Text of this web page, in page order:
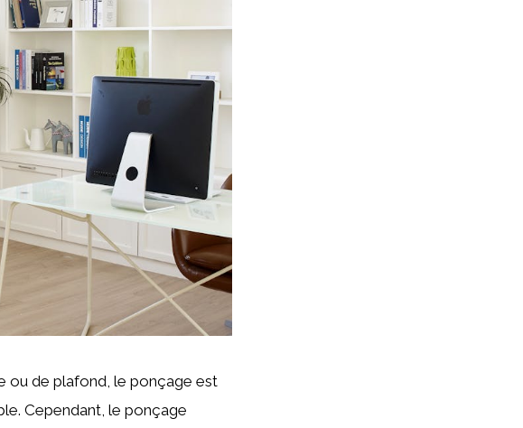
ou de plafond, le ponçage est
Cependant, le ponçage